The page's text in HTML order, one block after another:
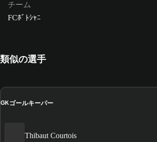
チーム
FCﾎﾞﾄｼｬﾆ
類似の選手
GKゴールキーパー
Thibaut Courtois